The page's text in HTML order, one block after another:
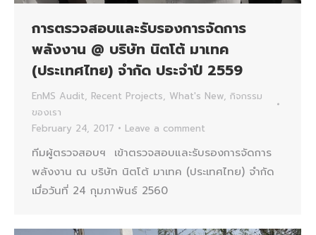
การตรวจสอบและรับรองการจัดการ
พลังงาน @ บริษัท นิตโต้ มาเทค
(ประเทศไทย) จำกัด ประจำปี 2559
EnMS Audit, Recent Projects, What's New, กิจกรรม
ของเรา
February 24, 2017
Leave a comment
ทีมผู้ตรวจสอบฯ เข้าตรวจสอบและรับรองการจัดการ
พลังงาน ณ บริษัท นิตโต้ มาเทค (ประเทศไทย) จำกัด
เมื่อวันที่ 24 กุมภาพันธ์ 2560